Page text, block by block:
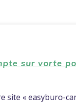
sur vorte
site « easyburo-